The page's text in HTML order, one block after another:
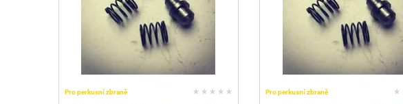
Pro perkusní zbraně Pro perkusní zbraně